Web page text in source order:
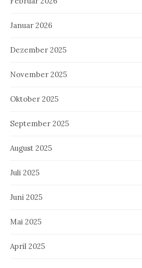
Januar 2026
Dezember 2025
November 2025
Oktober 2025
September 2025
August 2025
Juli 2025
Juni 2025
Mai 2025
April 2025